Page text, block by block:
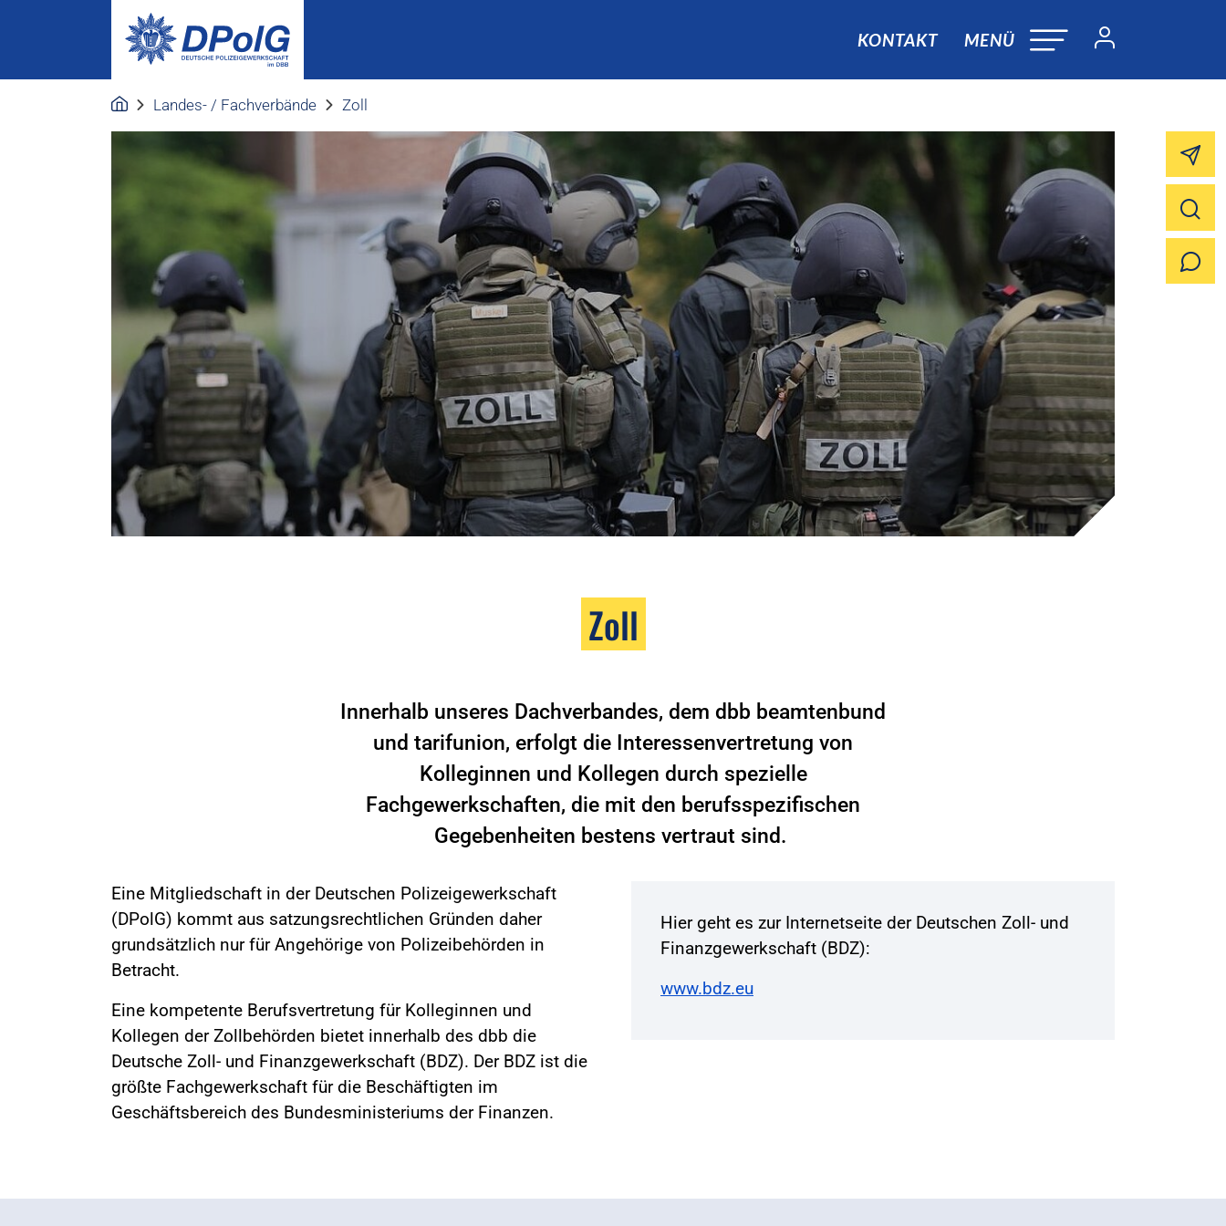
KONTAKT MENÜ
Landes- / Fachverbände Zoll
Zoll
Innerhalb unseres Dachverbandes, dem dbb beamtenbund
und tarifunion, erfolgt die Interessenvertretung von
Kolleginnen und Kollegen durch spezielle
Fachgewerkschaften, die mit den berufsspezifischen
Gegebenheiten bestens vertraut sind.
Eine Mitgliedschaft in der Deutschen Polizeigewerkschaft
(DPolG) kommt aus satzungsrechtlichen Gründen daher
grundsätzlich nur für Angehörige von Polizeibehörden in
Betracht.
Eine kompetente Berufsvertretung für Kolleginnen und
Kollegen der Zollbehörden bietet innerhalb des dbb die
Deutsche Zoll- und Finanzgewerkschaft (BDZ). Der BDZ ist die
größte Fachgewerkschaft für die Beschäftigten im
Geschäftsbereich des Bundesministeriums der Finanzen.
Hier geht es zur Internetseite der Deutschen Zoll- und
Finanzgewerkschaft (BDZ):
www.bdz.eu